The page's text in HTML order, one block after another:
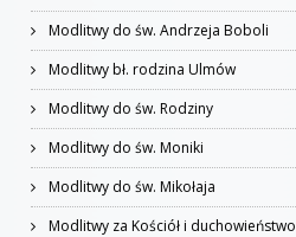
Modlitwy do św. Andrzeja Boboli
Modlitwy bł. rodzina Ulmów
Modlitwy do św. Rodziny
Modlitwy do św. Moniki
Modlitwy do św. Mikołaja
Modlitwy za Kościół i duchowieństwo